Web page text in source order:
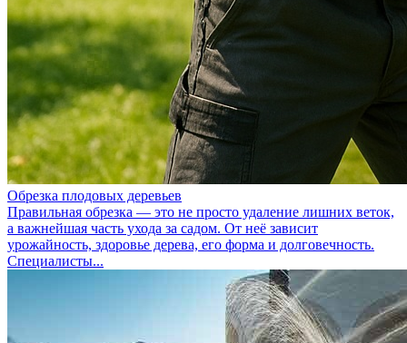
Обрезка плодовых деревьев
Правильная обрезка — это не просто удаление лишних веток,
а важнейшая часть ухода за садом. От неё зависит
урожайность, здоровье дерева, его форма и долговечность.
Специалисты...